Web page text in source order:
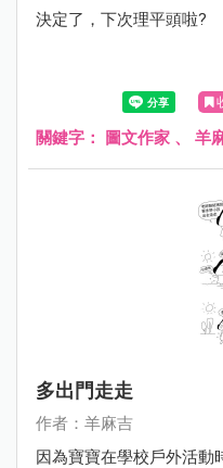
決定了，下次理平頭啦?
關鍵字： 圖文作家 、 羊
多出門走走
作者：羊麻吉
因為寶寶在學校戶外活動